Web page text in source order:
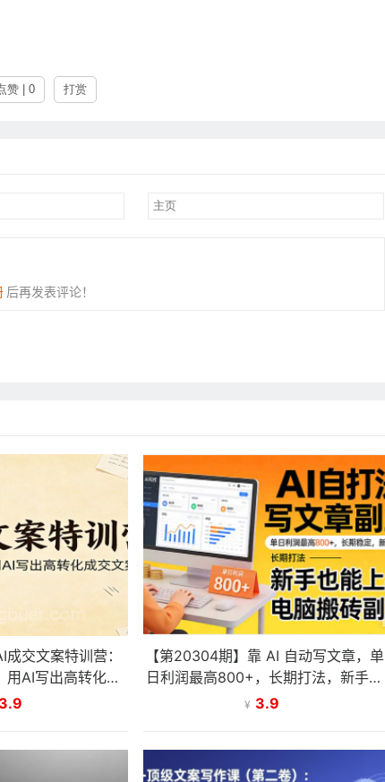
赞 | 0 打赏
后再发表评论！
交文案特训营：
用AI写出高转化成
案
3.9
【第20304期】靠 AI 自动写文章，单
日利润最高800+，长期打法，新手也
能上手，电脑搬砖副业
¥ 3.9